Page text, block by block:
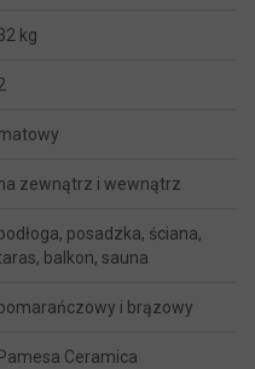
kg
zewnątrz i wewnątrz
posadzka, ściana,
balkon, sauna
i brązowy
Pamesa Ceramica